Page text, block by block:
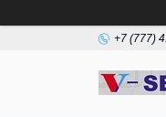
+7 (777)